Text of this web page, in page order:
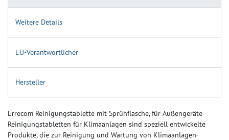
Weitere Details
EU-Verantwortlicher
Hersteller
Errecom Reinigungstablette mit Sprühflasche, für Außengeräte
Reinigungstabletten für Klimaanlagen sind speziell entwickelte
Produkte, die zur Reinigung und Wartung von Klimaanlagen-